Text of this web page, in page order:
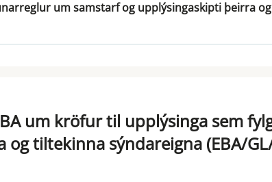
um samstarf og upplýsingaskipti þeirra
um kröfur til upplýsinga sem
tiltekinna sýndareigna (EBA/